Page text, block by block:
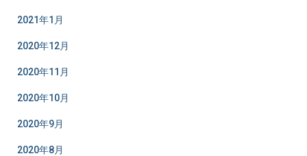
2021年1月
2020年12月
2020年11月
2020年10月
2020年9月
2020年8月